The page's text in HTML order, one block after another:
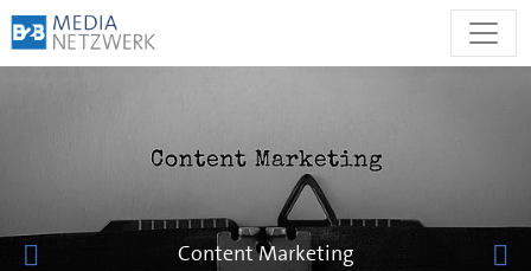
Content Marketing